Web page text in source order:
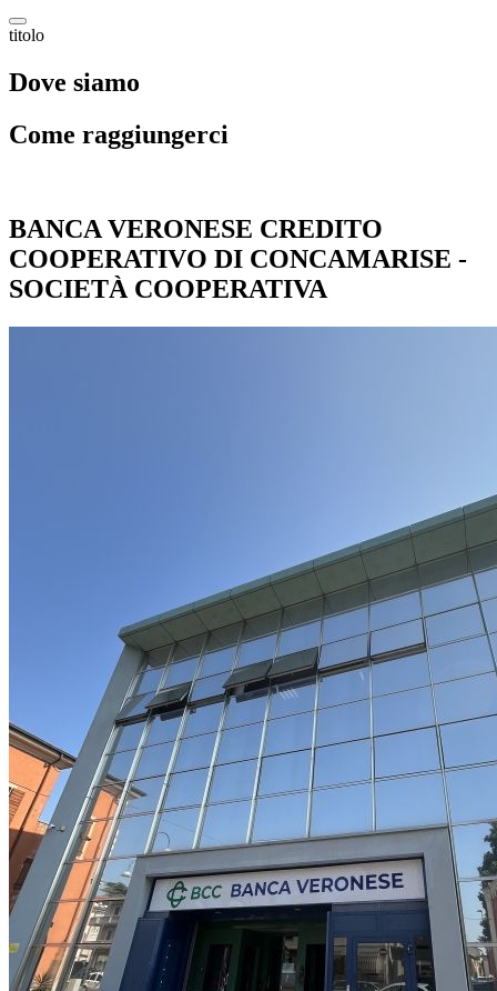
titolo
Dove siamo
Come raggiungerci
BANCA VERONESE CREDITO
COOPERATIVO DI CONCAMARISE -
SOCIETÀ COOPERATIVA